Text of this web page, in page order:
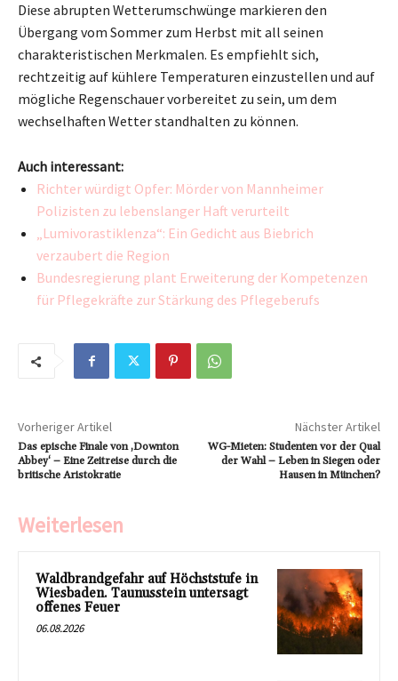
Diese abrupten Wetterumschwünge markieren den
Übergang vom Sommer zum Herbst mit all seinen
charakteristischen Merkmalen. Es empfiehlt sich,
rechtzeitig auf kühlere Temperaturen einzustellen und auf
mögliche Regenschauer vorbereitet zu sein, um dem
wechselhaften Wetter standhalten zu können.
Auch interessant:
Richter würdigt Opfer: Mörder von Mannheimer
Polizisten zu lebenslanger Haft verurteilt
„Lumivorastiklenza“: Ein Gedicht aus Biebrich
verzaubert die Region
Bundesregierung plant Erweiterung der Kompetenzen
für Pflegekräfte zur Stärkung des Pflegeberufs
Vorheriger Artikel
Das epische Finale von ‚Downton
Abbey‘ – Eine Zeitreise durch die
britische Aristokratie
Nächster Artikel
WG-Mieten: Studenten vor der Qual
der Wahl – Leben in Siegen oder
Hausen in München?
Weiterlesen
Waldbrandgefahr auf Höchststufe in
Wiesbaden. Taunusstein untersagt
offenes Feuer
06.08.2026